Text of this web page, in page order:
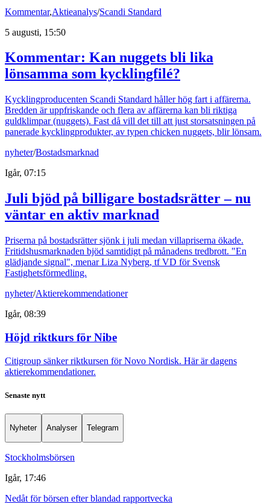
Kommentar,Aktieanalys/Scandi Standard
5 augusti, 15:50
Kommentar: Kan nuggets bli lika
lönsamma som kycklingfilé?
Kycklingproducenten Scandi Standard håller hög fart i affärerna.
Bredden är uppfriskande och flera av affärerna kan bli riktiga
guldklimpar (nuggets). Fast då vill det till att just storsatsningen på
panerade kycklingprodukter, av typen chicken nuggets, blir lönsam.
nyheter/Bostadsmarknad
Igår, 07:15
Juli bjöd på billigare bostadsrätter – nu
väntar en aktiv marknad
Priserna på bostadsrätter sjönk i juli medan villapriserna ökade.
Fritidshusmarknaden bjöd samtidigt på månadens tredbrott. "En
glädjande signal", menar Liza Nyberg, tf VD för Svensk
Fastighetsförmedling.
nyheter/Aktierekommendationer
Igår, 08:39
Höjd riktkurs för Nibe
Citigroup sänker riktkursen för Novo Nordisk. Här är dagens
aktierekommendationer.
Senaste nytt
Nyheter Analyser Telegram
Stockholmsbörsen
Igår, 17:46
Nedåt för börsen efter blandad rapportvecka